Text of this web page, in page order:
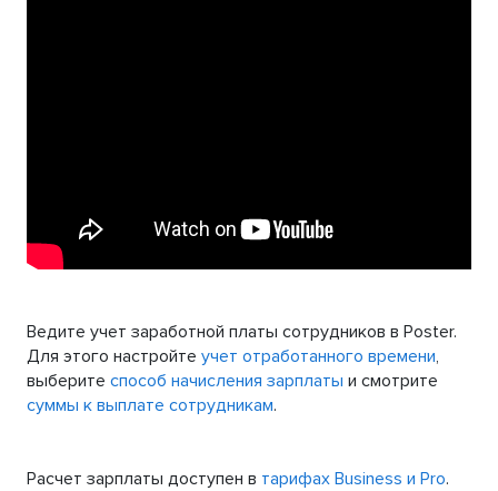
Ведите учет заработной платы сотрудников в Poster.
Для этого настройте учет отработанного времени,
выберите способ начисления зарплаты и смотрите
суммы к выплате сотрудникам.
Расчет зарплаты доступен в тарифах Business и Pro.